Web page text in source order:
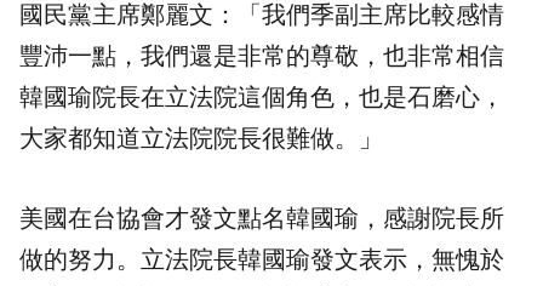
國民黨主席鄭麗文：「我們季副主席比較感情
豐沛一點，我們還是非常的尊敬，也非常相信
韓國瑜院長在立法院這個角色，也是石磨心，
大家都知道立法院院長很難做。」
美國在台協會才發文點名韓國瑜，感謝院長所
做的努力。立法院長韓國瑜發文表示，無愧於